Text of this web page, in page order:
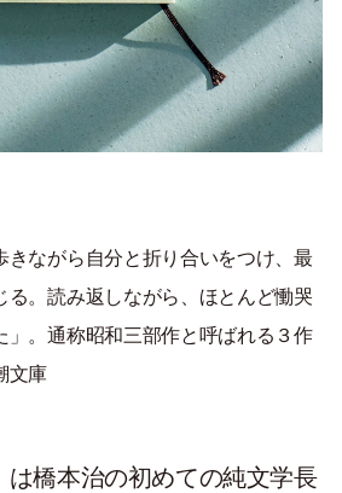
きながら自分と折り合いをつけ、最
る。読み返しながら、ほとんど慟哭
」。通称昭和三部作と呼ばれる３作
文庫
は橋本治の初めての純文学長